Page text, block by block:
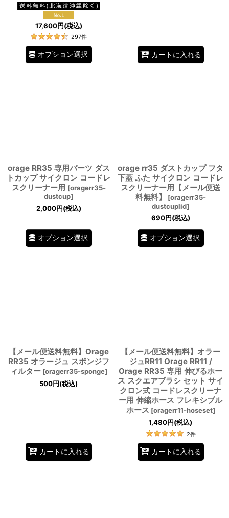
17,600円(税込)
297件
オプション選択 カートに入れる
orage RR35 専用パーツ ダス
トカップ サイクロン コードレ
スクリーナー用 [oragerr35-
dustcup]
2,000円(税込)
オプション選択
orage rr35 ダストカップ フタ
下蓋 ふた サイクロン コードレ
スクリーナー用【メール便送
料無料】
[oragerr35-
dustcuplid]
690円(税込)
オプション選択
【メール便送料無料】Orage
RR35 オラージュ スポンジフ
ィルター [oragerr35-sponge]
500円(税込)
カートに入れる
【メール便送料無料】オラー
ジュRR11 Orage RR11 /
Orage RR35 専用 伸びるホー
ス スクエアブラシ セット サイ
クロン式 コードレスクリーナ
ー用 伸縮ホース フレキシブル
ホース [oragerr11-hoseset]
1,480円(税込)
2件
カートに入れる